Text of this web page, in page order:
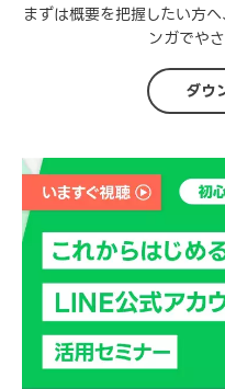
まずは概要を把握したい方
ンガでや
ダウ